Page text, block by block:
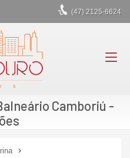
(47) 2125-6624
Camboriú -